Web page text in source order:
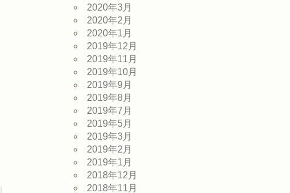
2020年3月
2020年2月
2020年1月
2019年12月
2019年11月
2019年10月
2019年9月
2019年8月
2019年7月
2019年5月
2019年3月
2019年2月
2019年1月
2018年12月
2018年11月